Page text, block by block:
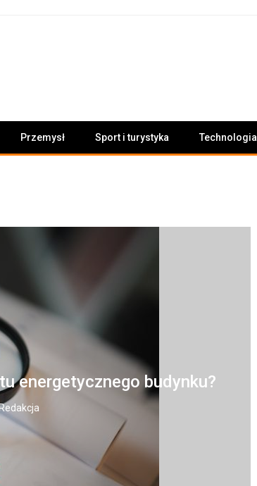
Przemysł Sport i turystyka Technologia
energetycznego budynku?